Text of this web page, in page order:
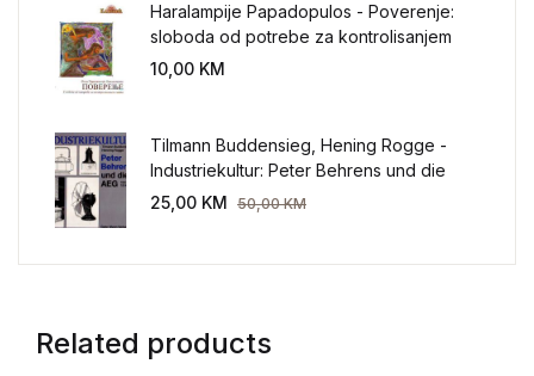
Haralampije Papadopulos - Poverenje:
sloboda od potrebe za kontrolisanjem
sveta
10,00 KM
Tilmann Buddensieg, Hening Rogge -
Industriekultur: Peter Behrens und die
AEG 1907-1914.
25,00 KM 50,00KM
Related products